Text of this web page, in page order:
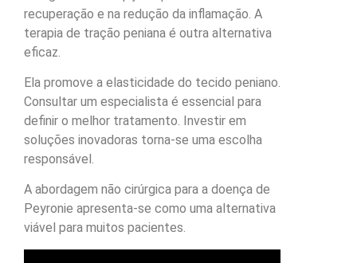
recuperação e na redução da inflamação. A
terapia de tração peniana é outra alternativa
eficaz.
Ela promove a elasticidade do tecido peniano.
Consultar um especialista é essencial para
definir o melhor tratamento. Investir em
soluções inovadoras torna-se uma escolha
responsável.
A abordagem não cirúrgica para a doença de
Peyronie apresenta-se como uma alternativa
viável para muitos pacientes.